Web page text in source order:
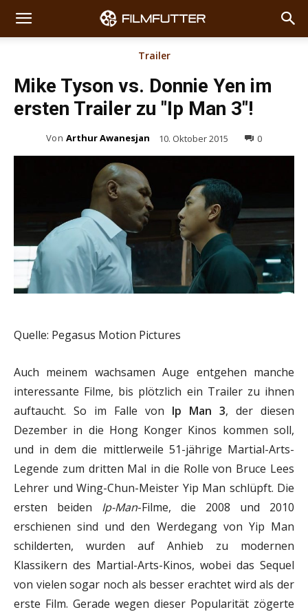
Trailer
Mike Tyson vs. Donnie Yen im
ersten Trailer zu "Ip Man 3"!
Von Arthur Awanesjan 10. Oktober 2015 0
Quelle: Pegasus Motion Pictures
Auch meinem wachsamen Auge entgehen manche
interessante Filme, bis plötzlich ein Trailer zu ihnen
auftaucht. So im Falle von Ip Man 3, der diesen
Dezember in die Hong Konger Kinos kommen soll,
und in dem die mittlerweile 51-jährige Martial-Arts-
Legende zum dritten Mal in die Rolle von Bruce Lees
Lehrer und Wing-Chun-Meister Yip Man schlüpft. Die
ersten beiden Ip-Man-Filme, die 2008 und 2010
erschienen sind und den Werdegang von Yip Man
schilderten, wurden auf Anhieb zu modernen
Klassikern des Martial-Arts-Kinos, wobei das Sequel
von vielen sogar noch als besser erachtet wird als der
erste Film. Gerade wegen dieser Popularität zögerte